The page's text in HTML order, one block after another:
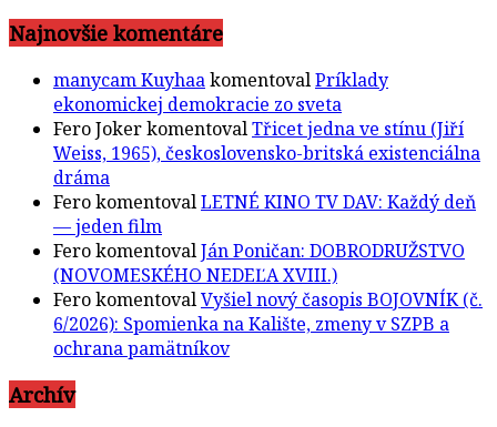
Najnovšie komentáre
manycam KuyhaakomentovalPríklady
ekonomickej demokracie zo sveta
Fero JokerkomentovalTřicet jedna ve stínu (Jiří
Weiss, 1965), československo-britská existenciálna
dráma
FerokomentovalLETNÉ KINO TV DAV: Každý deň
— jeden film
FerokomentovalJán Poničan: DOBRODRUŽSTVO
(NOVOMESKÉHO NEDEĽA XVIII.)
FerokomentovalVyšiel nový časopis BOJOVNÍK (č.
6/2026): Spomienka na Kalište, zmeny v SZPB a
ochrana pamätníkov
Archív